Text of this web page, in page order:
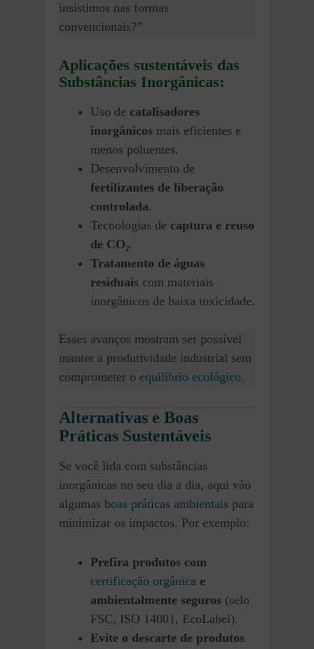
insistimos nas formas
convencionais?”
Aplicações sustentáveis das
Substâncias Inorgânicas:
Uso de catalisadores
inorgânicos mais eficientes e
menos poluentes.
Desenvolvimento de
fertilizantes de liberação
controlada.
Tecnologias de captura e reuso
de CO₂.
Tratamento de águas
residuais com materiais
inorgânicos de baixa toxicidade.
Esses avanços mostram ser possível
manter a produtividade industrial sem
comprometer o equilíbrio ecológico.
Alternativas e Boas
Práticas Sustentáveis
Se você lida com substâncias
inorgânicas no seu dia a dia, aqui vão
algumas boas práticas ambientais para
minimizar os impactos. Por exemplo:
Prefira produtos com
certificação orgânica e
ambientalmente seguros (selo
FSC, ISO 14001, EcoLabel).
Evite o descarte de produtos